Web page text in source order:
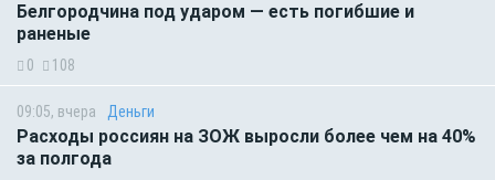
Белгородчина под ударом — есть погибшие и
раненые
0 108
09:05, вчера Деньги
Расходы россиян на ЗОЖ выросли более чем на 40%
за полгода